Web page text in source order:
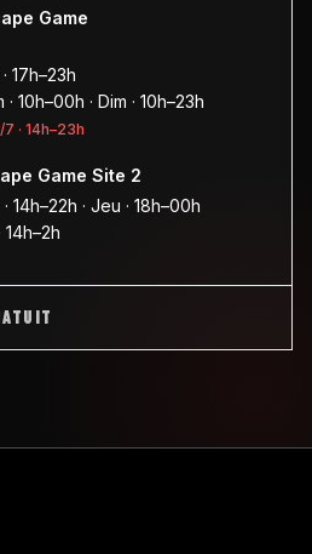
Game
17h–23h
10h–00h · Dim · 10h–23h
· 14h–23h
Game Site 2
14h–22h · Jeu · 18h–00h
14h–2h